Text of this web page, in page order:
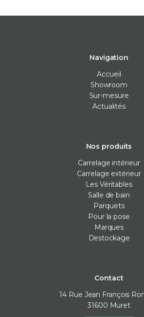
Navigation
Accueil
Showroom
Sur-mesure
Actualités
Nos produits
Carrelage intérieur
Carrelage extérieur
Les Véritables
Salle de bain
Parquets
Pour la pose
Marques
Destockage
Contact
14 Rue Jean François
31600 Muret